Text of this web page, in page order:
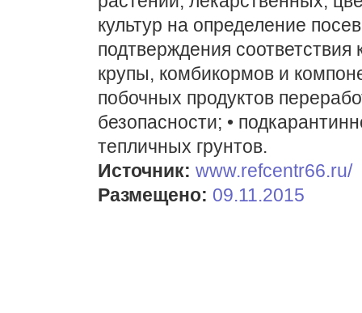
культур на определение
подтверждения соответствия
крупы, комбикормов и
побочных продуктов
безопасности; •
тепличных грунтов.
Источник: www.refcentr66.ru/
Размещено: 09.11.2015